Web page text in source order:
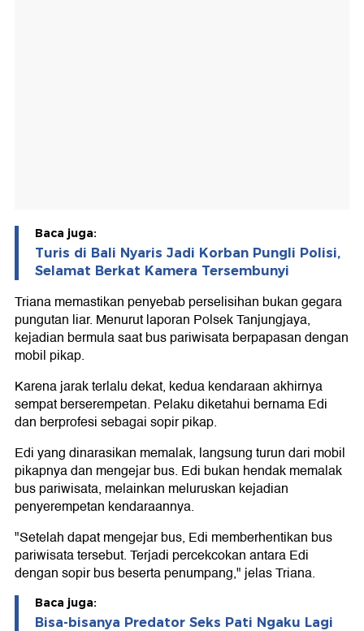
Baca juga:
Turis di Bali Nyaris Jadi Korban Pungli Polisi,
Selamat Berkat Kamera Tersembunyi
Triana memastikan penyebab perselisihan bukan gegara
pungutan liar. Menurut laporan Polsek Tanjungjaya,
kejadian bermula saat bus pariwisata berpapasan dengan
mobil pikap.
Karena jarak terlalu dekat, kedua kendaraan akhirnya
sempat berserempetan. Pelaku diketahui bernama Edi
dan berprofesi sebagai sopir pikap.
Edi yang dinarasikan memalak, langsung turun dari mobil
pikapnya dan mengejar bus. Edi bukan hendak memalak
bus pariwisata, melainkan meluruskan kejadian
penyerempetan kendaraannya.
"Setelah dapat mengejar bus, Edi memberhentikan bus
pariwisata tersebut. Terjadi percekcokan antara Edi
dengan sopir bus beserta penumpang," jelas Triana.
Baca juga:
Bisa-bisanya Predator Seks Pati Ngaku Lagi